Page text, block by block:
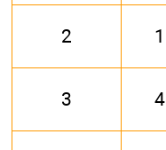
2 1
3 4